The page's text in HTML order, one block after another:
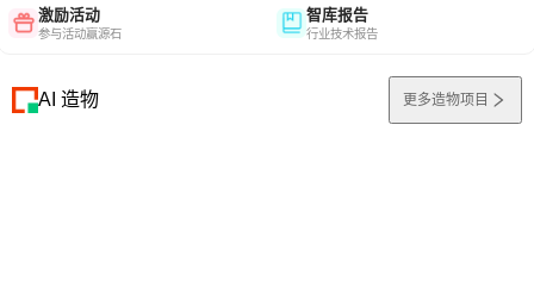
激励活动
参与活动赢源石
智库报告
行业技术报告
AI 造物 更多造物项目